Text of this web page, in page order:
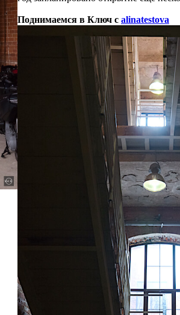
Поднимаемся в Ключ с alinatestova